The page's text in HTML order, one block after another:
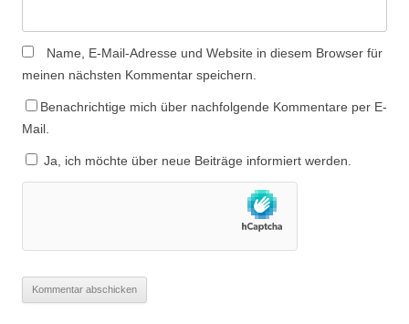
Name, E-Mail-Adresse und Website in diesem Browser für
meinen nächsten Kommentar speichern.
Benachrichtige mich über nachfolgende Kommentare per E-
Mail.
Ja, ich möchte über neue Beiträge informiert werden.